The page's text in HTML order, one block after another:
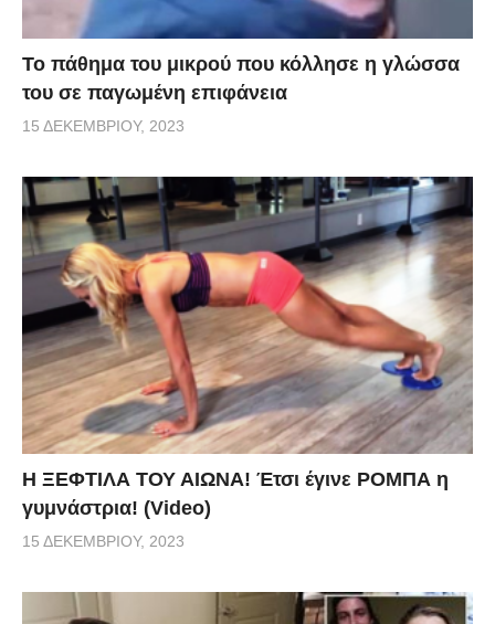
Το πάθημα του μικρού που κόλλησε η γλώσσα
του σε παγωμένη επιφάνεια
15 ΔΕΚΕΜΒΡΊΟΥ, 2023
Η ΞΕΦΤΙΛΑ ΤΟΥ ΑΙΩΝΑ! Έτσι έγινε ΡΟΜΠΑ η
γυμνάστρια! (Video)
15 ΔΕΚΕΜΒΡΊΟΥ, 2023